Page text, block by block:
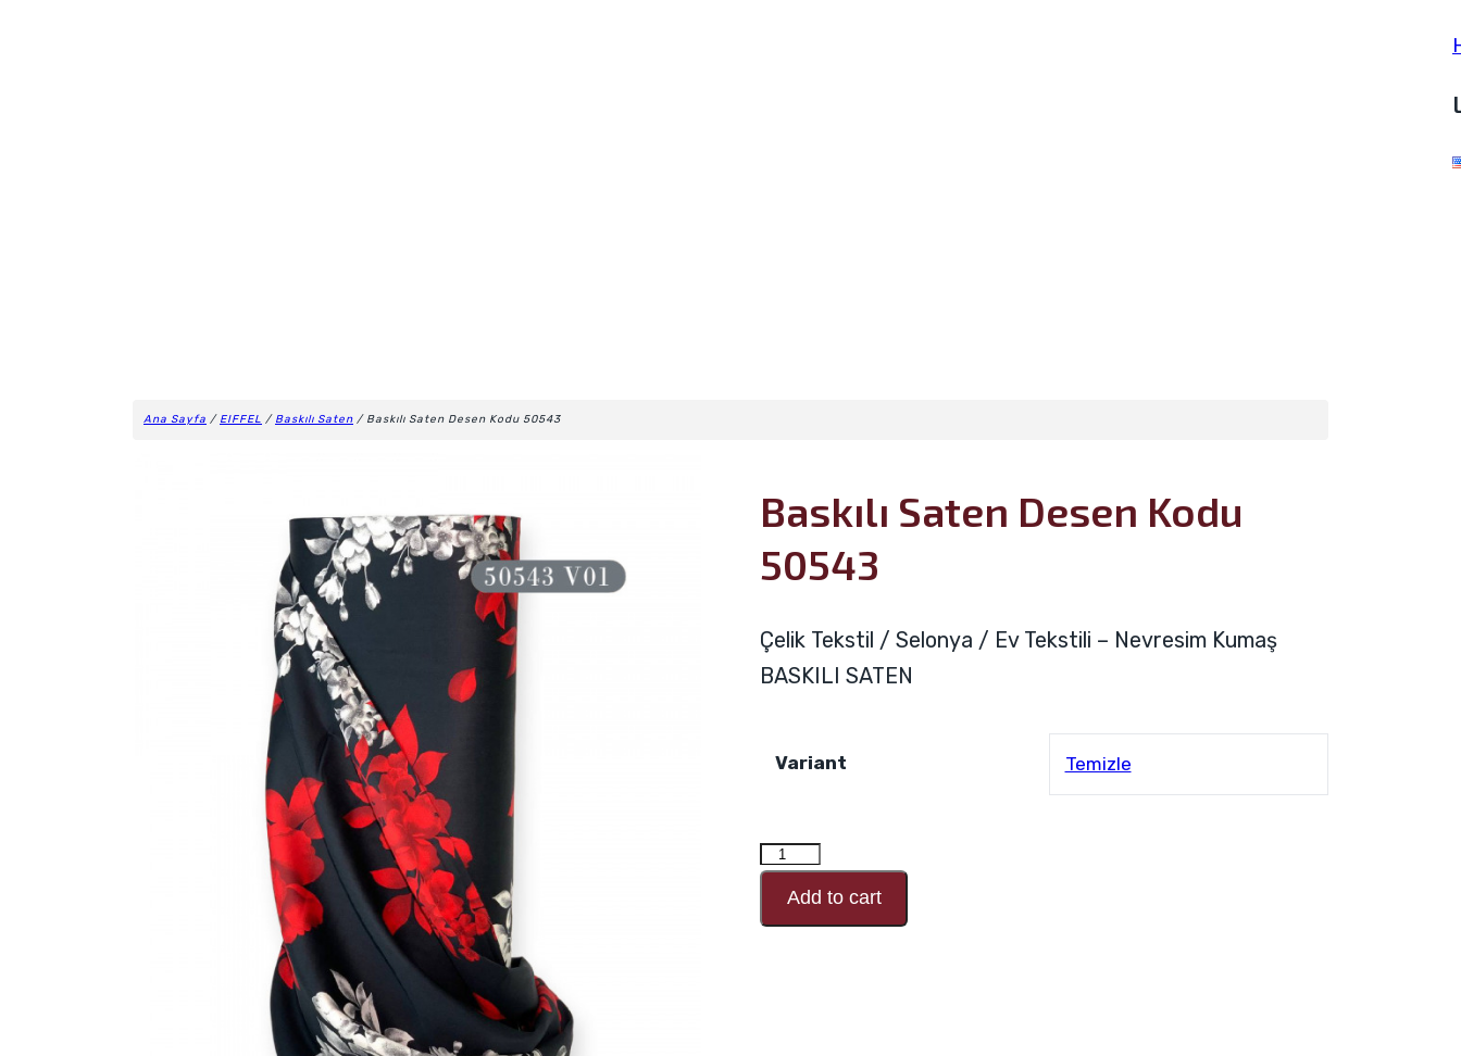
Ana Sayfa / EIFFEL / Baskılı Saten / Baskılı Saten Desen Kodu 50543
Baskılı Saten Desen Kodu
50543
Çelik Tekstil / Selonya / Ev Tekstili – Nevresim Kumaş
BASKILI SATEN
Variant Temizle
Baskılı
Saten
Desen
Add to cart